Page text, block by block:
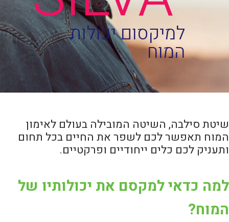
שיטת סילבה, השיטה המובילה בעולם לאימון
המוח תאפשר לכם לשפר את החיים בכל תחום
ותעניק לכם כלים ייחודיים ופרקטיים.
למה כדאי למקסם את יכולותיו של
המוח?